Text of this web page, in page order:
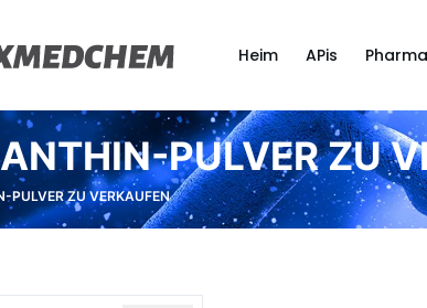
Heim APis
PULVER ZU
PULVER ZU VERKAUFEN